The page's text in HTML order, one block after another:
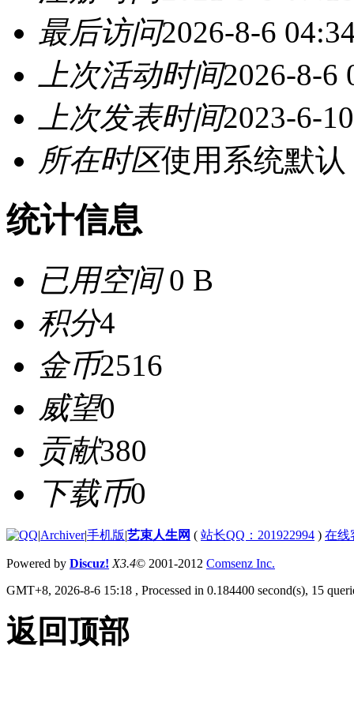
最后访问2026-8-6
上次活动时间2026-8-6
上次发表时间2023-6-
所在时区使用系统默认
统计信息
已用空间0 B
积分4
金币2516
威望0
贡献380
下载币0
|Archiver|手机版|艺束人生网 ( 站长QQ：201922994 ) 在线
Powered by Discuz! X3.4© 2001-2012 Comsenz Inc.
GMT+8, 2026-8-6 15:18 , Processed in 0.184400 second(s), 15
返回顶部